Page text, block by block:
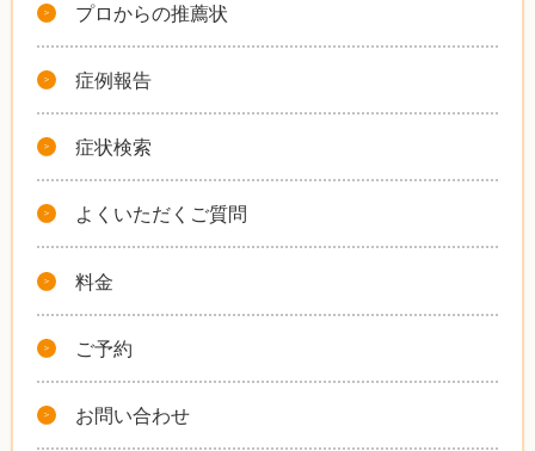
プロからの推薦状
症例報告
症状検索
よくいただくご質問
料金
ご予約
お問い合わせ